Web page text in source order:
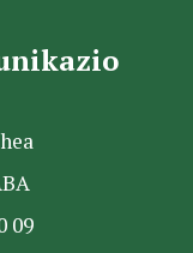
09